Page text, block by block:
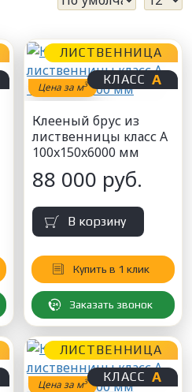
Цена за м3
ЛИСТВЕННИЦА
КЛАСС А
Клееный брус из
лиственницы класс А
100x150x6000 мм
88 000 руб.
В корзину
Купить в 1 клик
Заказать звонок
Цена за м3
ЛИСТВЕННИЦА
КЛАСС А